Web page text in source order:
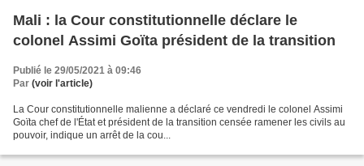
Mali : la Cour constitutionnelle déclare le
colonel Assimi Goïta président de la transition
Publié le 29/05/2021 à 09:46
Par (voir l'article)
La Cour constitutionnelle malienne a déclaré ce vendredi le colonel Assimi
Goïta chef de l'État et président de la transition censée ramener les civils au
pouvoir, indique un arrêt de la cou...